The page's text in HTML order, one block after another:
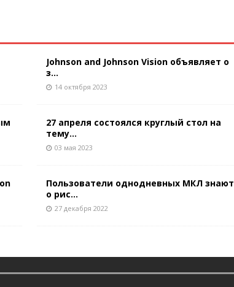
Johnson and Johnson Vision объявляет о
з...
14 октября 2023
27 апреля состоялся круглый стол на
тему...
03 мая 2023
Пользователи однодневных МКЛ знают
о рис...
27 декабря 2022